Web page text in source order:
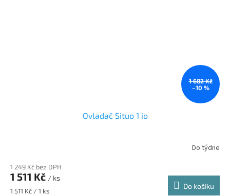
1 682 Kč
–10 %
Ovladač Situo 1 io
Do týdne
1 249 Kč bez DPH
1 511 Kč / ks
Měrná
1 511 Kč / 1 ks
Do košíku